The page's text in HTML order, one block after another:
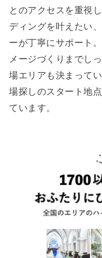
とのアクセスを重視
ディングを叶えたい
ーが丁寧にサポート
メージづくりまでし
場エリアも決まって
場探しのスタート地
ています。